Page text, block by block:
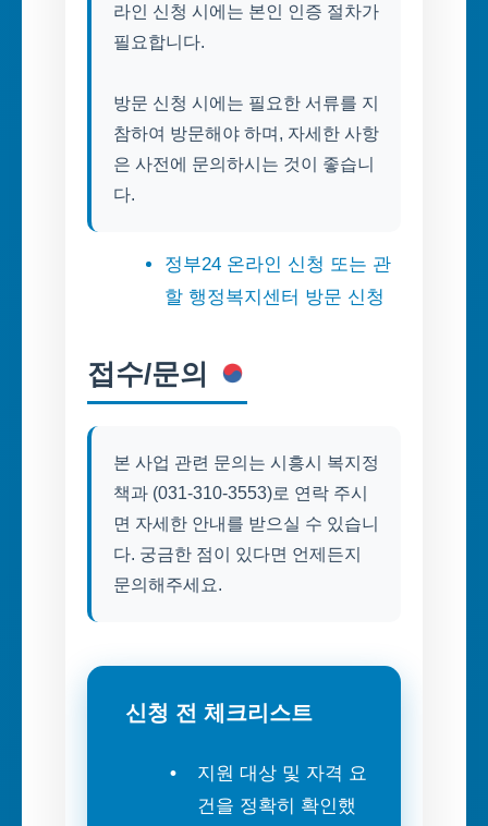
라인 신청 시에는 본인 인증 절차가
필요합니다.
방문 신청 시에는 필요한 서류를 지
참하여 방문해야 하며, 자세한 사항
은 사전에 문의하시는 것이 좋습니
다.
정부24 온라인 신청 또는 관
할 행정복지센터 방문 신청
접수/문의
본 사업 관련 문의는 시흥시 복지정
책과 (031-310-3553)로 연락 주시
면 자세한 안내를 받으실 수 있습니
다. 궁금한 점이 있다면 언제든지
문의해주세요.
신청 전 체크리스트
지원 대상 및 자격 요
건을 정확히 확인했